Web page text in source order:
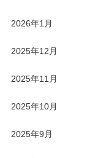
2026年1月
2025年12月
2025年11月
2025年10月
2025年9月